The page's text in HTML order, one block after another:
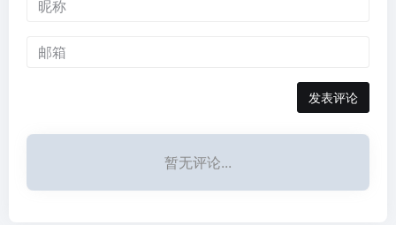
发表评论
暂无评论...